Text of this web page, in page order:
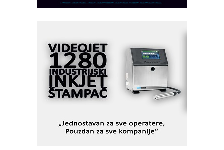
I.SAFE MOBILE revolucioniše
Fleksibilno stezanje i brzo
podešavanje u proizvodnji prototipova
KIP KOP – napredna rešenja za
savremene industrijske i logističke
objekte
Alba d.o.o. – 35 godina preciznosti u
IBeRTIM - oprema za ispitivanje